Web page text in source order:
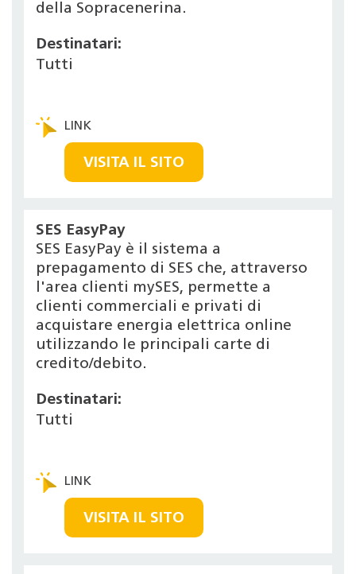
della Sopracenerina.
Destinatari:
Tutti
VISITA IL SITO
SES EasyPay
SES EasyPay è il sistema a
prepagamento di SES che, attraverso
l'area clienti mySES, permette a
clienti commerciali e privati di
acquistare energia elettrica online
utilizzando le principali carte di
credito/debito.
Destinatari:
Tutti
VISITA IL SITO